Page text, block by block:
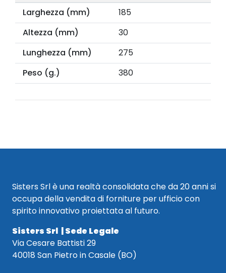
Larghezza (mm)
185
Altezza (mm)
30
Lunghezza (mm)
275
Peso (g.)
380
Sisters Srl è una realtà consolidata che da 20 anni si
occupa della vendita di forniture per ufficio con
spirito innovativo proiettata al futuro.
Sisters Srl | Sede Legale
Via Cesare Battisti 29
40018 San Pietro in Casale (BO)